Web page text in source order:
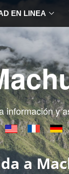
EN LINEA
información y
a